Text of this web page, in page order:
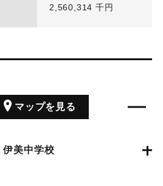
2,560,314 千円
マップを見る
伊美中学校